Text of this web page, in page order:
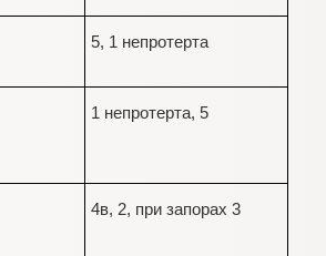
5, 1 непротерта
1 непротерта, 5
4в, 2, при запорах 3